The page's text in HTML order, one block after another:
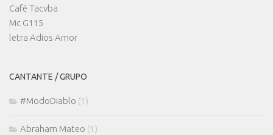
Café Tacvba
Mc G115
letra Adios Amor
CANTANTE / GRUPO
#ModoDiablo (1)
Abraham Mateo (1)